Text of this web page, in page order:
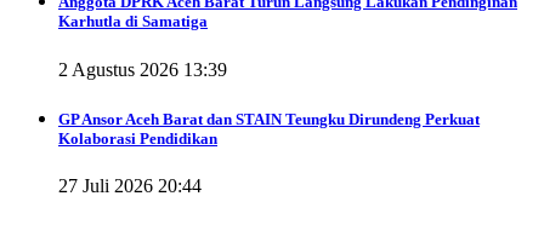
Karhutla di Samatiga
2 Agustus 2026 13:39
GP Ansor Aceh Barat dan STAIN Teungku Dirundeng Perkuat
Kolaborasi Pendidikan
27 Juli 2026 20:44